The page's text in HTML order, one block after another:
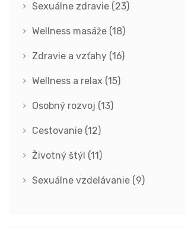
Sexuálne zdravie (23)
Wellness masáže (18)
Zdravie a vzťahy (16)
Wellness a relax (15)
Osobný rozvoj (13)
Cestovanie (12)
Životný štýl (11)
Sexuálne vzdelávanie (9)